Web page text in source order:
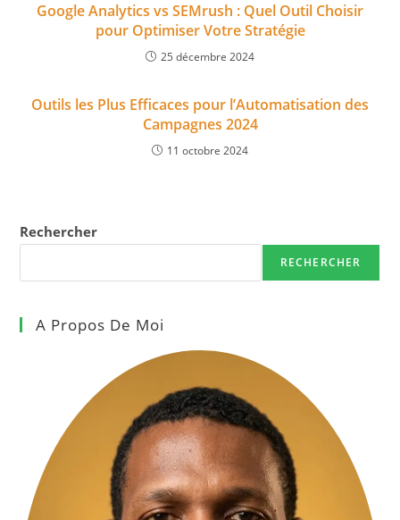
Google Analytics vs SEMrush : Quel Outil Choisir
pour Optimiser Votre Stratégie
25 décembre 2024
Outils les Plus Efficaces pour l’Automatisation des
Campagnes 2024
11 octobre 2024
Rechercher
RECHERCHER
A Propos De Moi